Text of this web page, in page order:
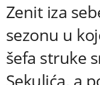
Zenit iza
sezonu u
šefa struke
Sekulića, a